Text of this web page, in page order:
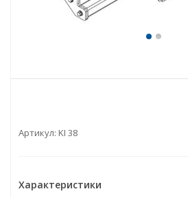
Артикул: KI 38
Характеристики